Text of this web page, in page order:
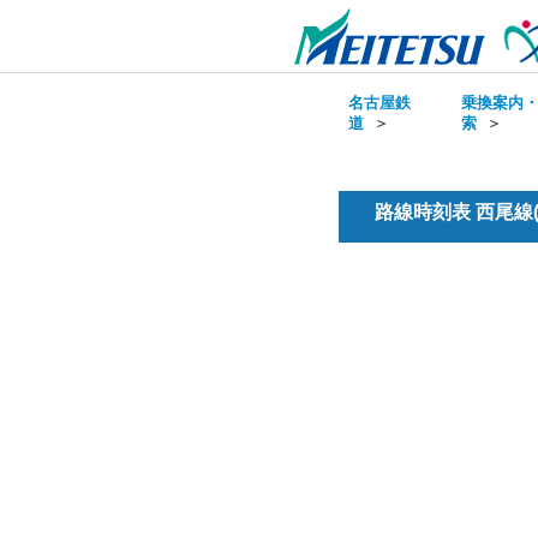
名古屋鉄
道 ＞
乗換案内
索＞
路線時刻表 西尾